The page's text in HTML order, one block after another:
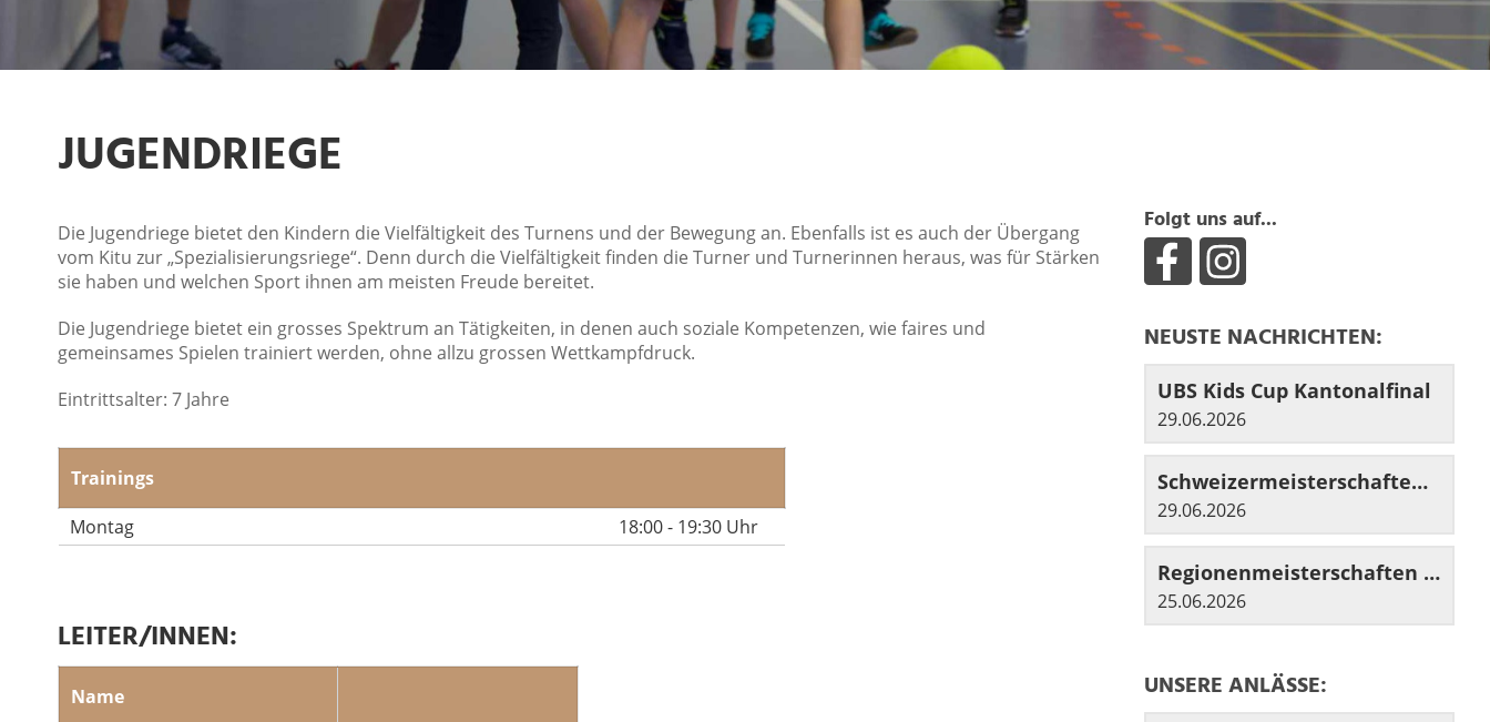
JUGENDRIEGE
Die Jugendriege bietet den Kindern die Vielfältigkeit des Turnens und der Bewegung an. Ebenfalls ist es auch der Übergang
vom Kitu zur „Spezialisierungsriege“. Denn durch die Vielfältigkeit finden die Turner und Turnerinnen heraus, was für Stärken
sie haben und welchen Sport ihnen am meisten Freude bereitet.
Die Jugendriege bietet ein grosses Spektrum an Tätigkeiten, in denen auch soziale Kompetenzen, wie faires und
gemeinsames Spielen trainiert werden, ohne allzu grossen Wettkampfdruck.
Eintrittsalter: 7 Jahre
Trainings
Montag
18:00 - 19:30 Uhr
LEITER/INNEN:
Name
Folgt uns auf...
NEUSTE NACHRICHTEN:
UBS Kids Cup Kantonalfinal
29.06.2026
Schweizermeisterschaften im Mehrkampf
29.06.2026
Regionenmeisterschaften in Zofingen
25.06.2026
UNSERE ANLÄSSE: